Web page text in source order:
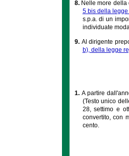
8. Nelle more
5 bis della
s.p.a. di un
individuate
9. Al dirigente
b), della legge
1. A partire
(Testo unico
28, settimo e
convertito, con
cento.